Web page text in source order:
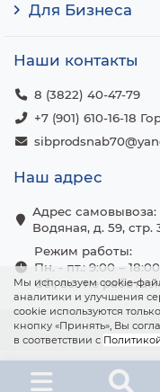
Мы используем cookie-
аналитики и улучшения
cookie используются
кнопку «Принять», Вы
в соответствии с
Для Бизнеса
Наши контакты
8 (3822) 40-47-79
+7 (901) 610-16-18
Наш адрес
Адрес самовывоза:
Водяная, д. 59, стр.
Режим работы:
Пн. - пт.: 9:00 – 18:00
Сб., вс.: не